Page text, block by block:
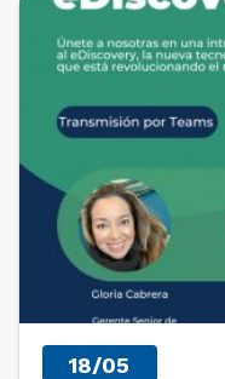
PAST EVENTS
18/05